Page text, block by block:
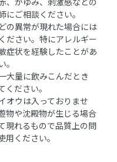
ご相談ください。
の異常が現れた場合には
ださい。特にアレルギー
症状を経験したことがあ
大量に飲みこんだとき
ださい。
オウは入っておりませ
物や沈殿物が生じる場合
現れるもので品質上の問
ください。